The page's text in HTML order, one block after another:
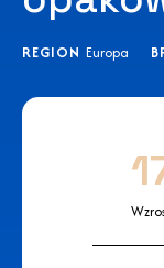
REGION Europa